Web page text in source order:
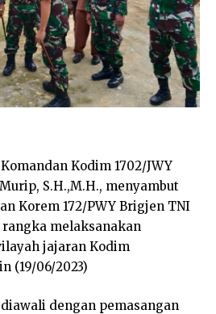
Komandan Kodim 1702/JWY
S.H.,M.H., menyambut
Korem 172/PWY Brigjen TNI
melaksanakan
jajaran Kodim
(19/06/2023)
dengan pemasangan